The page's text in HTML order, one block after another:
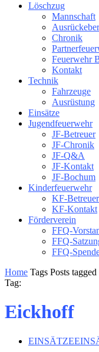
Löschzug
Mannschaft
Chronik
Feuerwehr
Kontakt
Technik
Fahrzeuge
Ausrüstung
Einsätze
Jugendfeuerwehr
JF-Betreuer
JF-Chronik
JF-Q&A
JF-Kontakt
JF-Bochum
Kinderfeuerwehr
KF-Betreuer
KF-Kontakt
Förderverein
FFQ-
FFQ-
FFQ-
Home Tags Posts
Tag:
Eickhoff
EINSÄTZE